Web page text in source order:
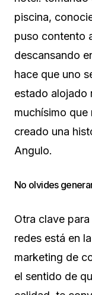
piscina,
puso contento
descansando
hace que uno
estado alojado
muchísimo que
creado una
Angulo.
No olvides
Otra clave
redes está en
marketing de
el sentido de